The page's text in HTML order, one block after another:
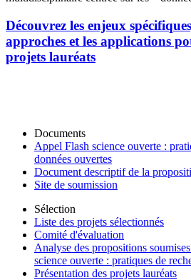
Découvrez les enjeux
approches et les applications
projets lauréats
Documents
Appel Flash science ouverte :
données ouvertes
Document descriptif de la
Site de soumission
Sélection
Liste des projets sélectionnés
Comité d'évaluation
Analyse des propositions
science ouverte : pratiques de
Présentation des projets lauréats